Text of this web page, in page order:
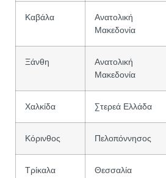
Καβάλα
Ανατολική
Μακεδονία
Ξάνθη
Ανατολική
Μακεδονία
Χαλκίδα Στερεά Ελλάδα
Κόρινθος Πελοπόννησος
Τρίκαλα Θεσσαλία